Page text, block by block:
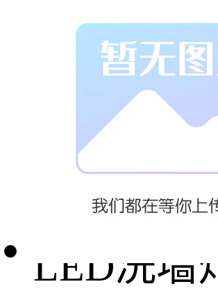
线条。当
是很严格
况下也可
LED洗墙